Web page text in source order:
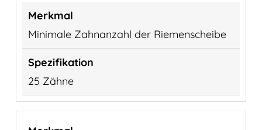
Minimale Zahnanzahl der Riemenscheibe
25 Zähne